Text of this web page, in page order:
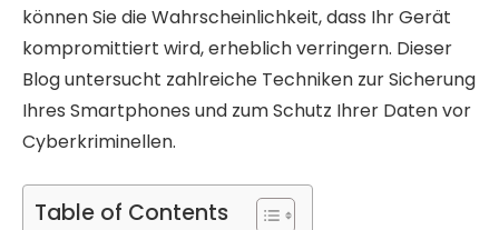
können Sie die Wahrscheinlichkeit, dass Ihr Gerät
kompromittiert wird, erheblich verringern. Dieser
Blog untersucht zahlreiche Techniken zur Sicherung
Ihres Smartphones und zum Schutz Ihrer Daten vor
Cyberkriminellen.
Table of Contents